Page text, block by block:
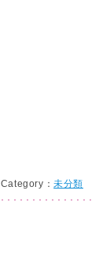
Category：未分類